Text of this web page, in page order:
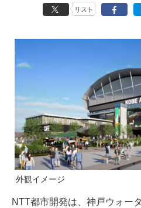
リスト
外観イメージ
NTT都市開発は、神戸ウォー